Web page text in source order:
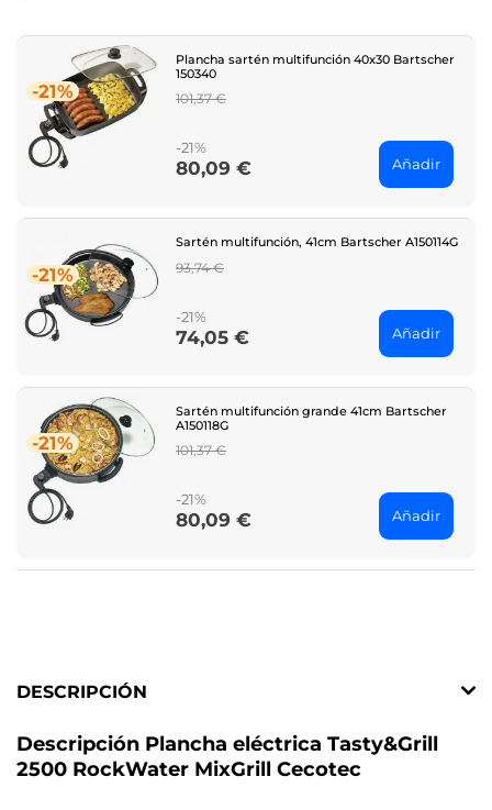
-21%
Plancha sartén multifunción 40x30 Bartscher
150340
Regular
101,37 €
-21%
Price
80,09 € Añadir
-21%
Sartén multifunción, 41cm Bartscher A150114G
Regular
93,74 €
-21%
Price
74,05 € Añadir
-21%
Sartén multifunción grande 41cm Bartscher
A150118G
Regular
101,37 €
-21%
Price
80,09 € Añadir
DESCRIPCIÓN
Descripción Plancha eléctrica Tasty&Grill
2500 RockWater MixGrill Cecotec